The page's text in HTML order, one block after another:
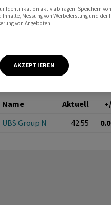
Name Aktuell
UBS Group N 42.55
Identifikation aktiv abfragen. Speichern
Messung von Werbeleistung und der
von Angeboten.
AKZEPTIEREN